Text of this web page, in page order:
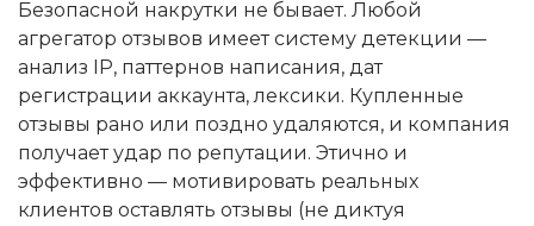
Безопасной накрутки не бывает. Любой
агрегатор отзывов имеет систему детекции —
анализ IP, паттернов написания, дат
регистрации аккаунта, лексики. Купленные
отзывы рано или поздно удаляются, и компания
получает удар по репутации. Этично и
эффективно — мотивировать реальных
клиентов оставлять отзывы (не диктуя